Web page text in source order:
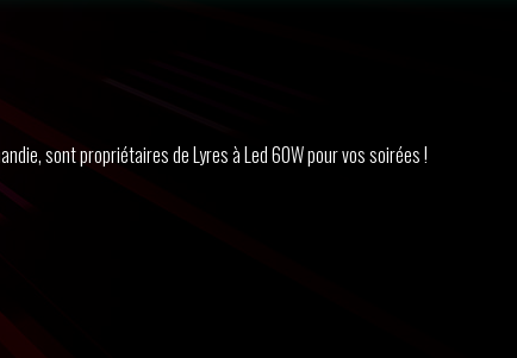
sont propriétaires de Lyres à Led 60W pour vos soirées !